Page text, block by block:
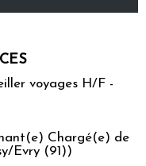
voyages H/F -
Chargé(e) de
Evry (91))